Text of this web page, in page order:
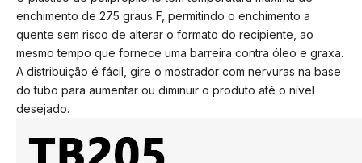
enchimento de 275 graus F, permitindo o enchimento a
quente sem risco de alterar o formato do recipiente, ao
mesmo tempo que fornece uma barreira contra óleo e graxa.
A distribuição é fácil, gire o mostrador com nervuras na base
do tubo para aumentar ou diminuir o produto até o nível
desejado.